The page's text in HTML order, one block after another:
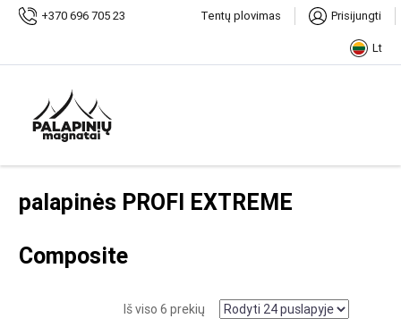
+370 696 705 23 Tentų plovimas Prisijungti
Lt
Pradžia
Išskleidžiamos
Išskleidžiamos prekybinės palapinės
Išskleidžiamos prekybinės
palapinės PROFI EXTREME
Composite
Iš viso 6 prekių